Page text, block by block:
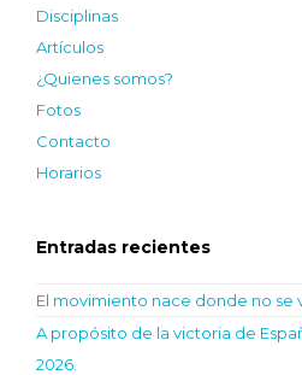
Disciplinas
Artículos
¿Quienes somos?
Fotos
Contacto
Horarios
Entradas recientes
El movimiento nace donde no se
A propósito de la victoria de
2026.